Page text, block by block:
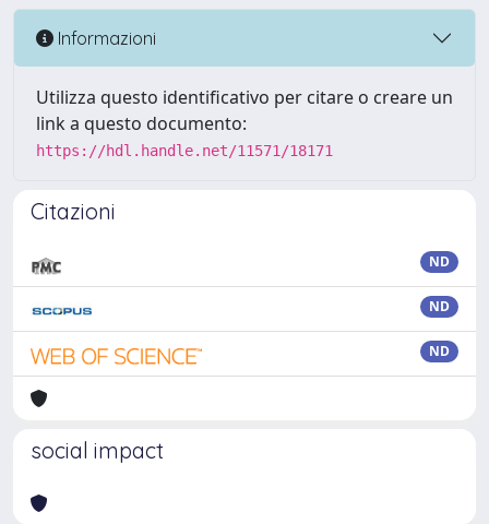
Informazioni
Utilizza questo identificativo per citare o creare un
link a questo documento:
https://hdl.handle.net/11571/18171
Citazioni
ND
ND
ND
social impact